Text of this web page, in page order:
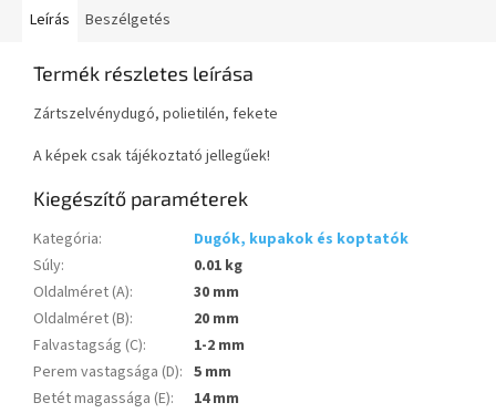
Leírás Beszélgetés
Termék részletes leírása
Zártszelvénydugó, polietilén, fekete
A képek csak tájékoztató jellegűek!
Kiegészítő paraméterek
Kategória:
Dugók, kupakok és koptatók
Súly:
0.01 kg
Oldalméret (A):
30 mm
Oldalméret (B):
20 mm
Falvastagság (C):
1-2 mm
Perem vastagsága (D): 5 mm
Betét magassága (E):
14 mm